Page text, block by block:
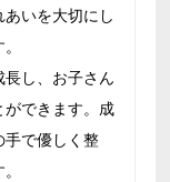
いを大切にし
し、お子さん
ができます。成
手で優しく整